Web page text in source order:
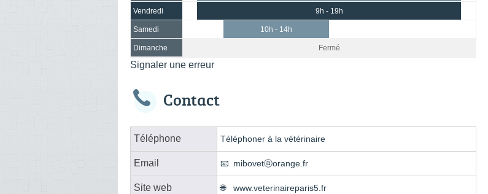
Vendredi 9h - 19h
Samedi 10h - 14h
Dimanche Fermé
Signaler une erreur
Contact
Téléphone Téléphoner à la vétérinaire
Email mibovetⓐorange.fr
Site web www.veterinaireparis5.fr